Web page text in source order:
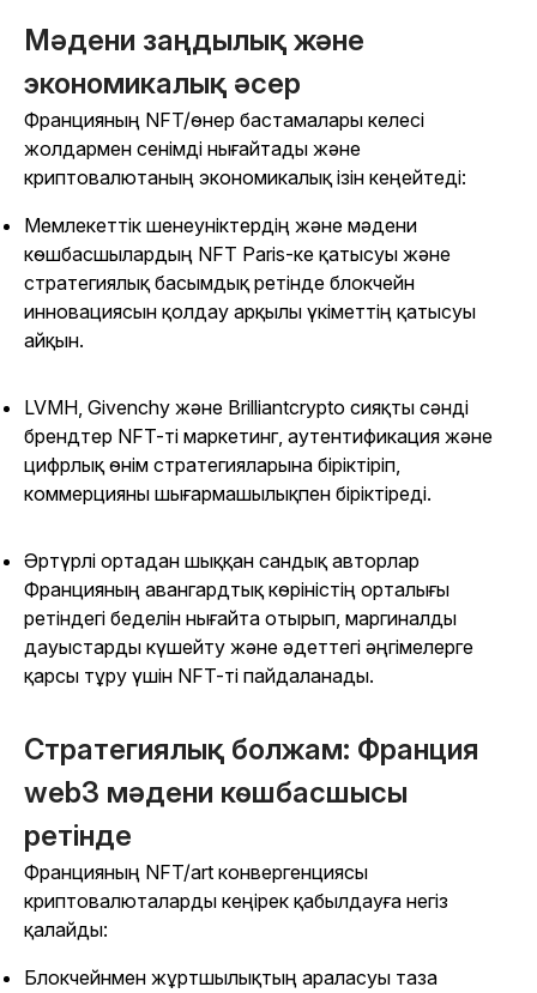
Мәдени заңдылық және
экономикалық әсер
Францияның NFT/өнер бастамалары келесі
жолдармен сенімді нығайтады және
криптовалютаның экономикалық ізін кеңейтеді:
Мемлекеттік шенеуніктердің және мәдени
көшбасшылардың NFT Paris-ке қатысуы және
стратегиялық басымдық ретінде блокчейн
инновациясын қолдау арқылы үкіметтің қатысуы
айқын.
LVMH, Givenchy және Brilliantcrypto сияқты сәнді
брендтер NFT-ті маркетинг, аутентификация және
цифрлық өнім стратегияларына біріктіріп,
коммерцияны шығармашылықпен біріктіреді.
Әртүрлі ортадан шыққан сандық авторлар
Францияның авангардтық көріністің орталығы
ретіндегі беделін нығайта отырып, маргиналды
дауыстарды күшейту және әдеттегі әңгімелерге
қарсы тұру үшін NFT-ті пайдаланады.
Стратегиялық болжам: Франция
web3 мәдени көшбасшысы
ретінде
Францияның NFT/art конвергенциясы
криптовалюталарды кеңірек қабылдауға негіз
қалайды:
Блокчейнмен жұртшылықтың араласуы таза